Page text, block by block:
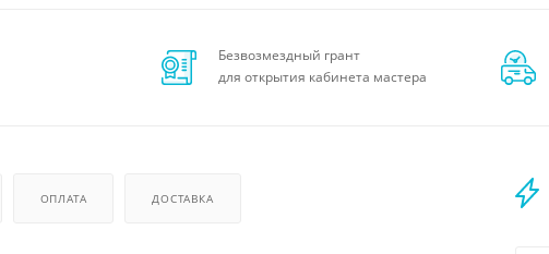
Безвозмездный грант
для открытия кабинета мастера
ОПЛАТА ДОСТАВКА